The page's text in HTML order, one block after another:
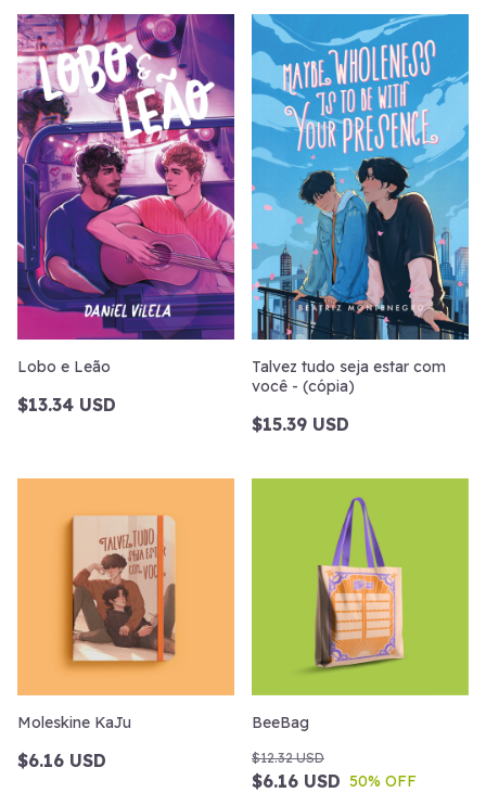
Lobo e Leão
$13.34 USD
Talvez tudo seja estar com
você - (cópia)
$15.39 USD
Moleskine KaJu
$6.16 USD
BeeBag
$6.16 USD
$12.32 USD
50% OFF